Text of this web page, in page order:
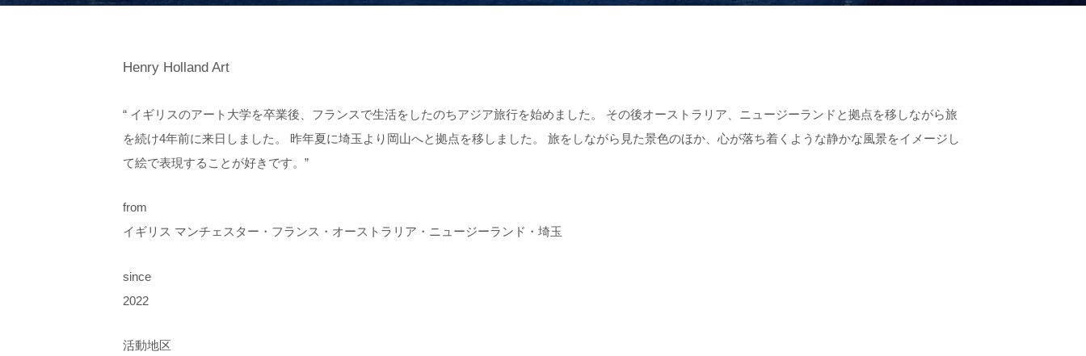
Henry Holland Art
“ イギリスのアート大学を卒業後、フランスで生活をしたのちアジア旅行を始めました。 その後オーストラリア、ニュージーランドと拠点を移しながら旅
を続け4年前に来日しました。 昨年夏に埼玉より岡山へと拠点を移しました。 旅をしながら見た景色のほか、心が落ち着くような静かな風景をイメージし
て絵で表現することが好きです。”
from
イギリス マンチェスター・フランス・オーストラリア・ニュージーランド・埼玉
since
2022
活動地区